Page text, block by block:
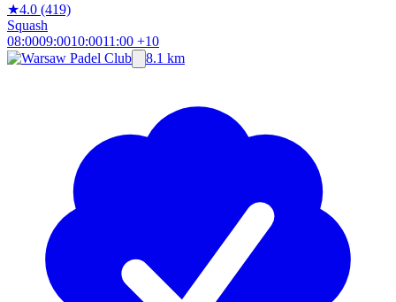
★4.0 (419)
Squash
08:0009:0010:0011:00 +10
8.1 km